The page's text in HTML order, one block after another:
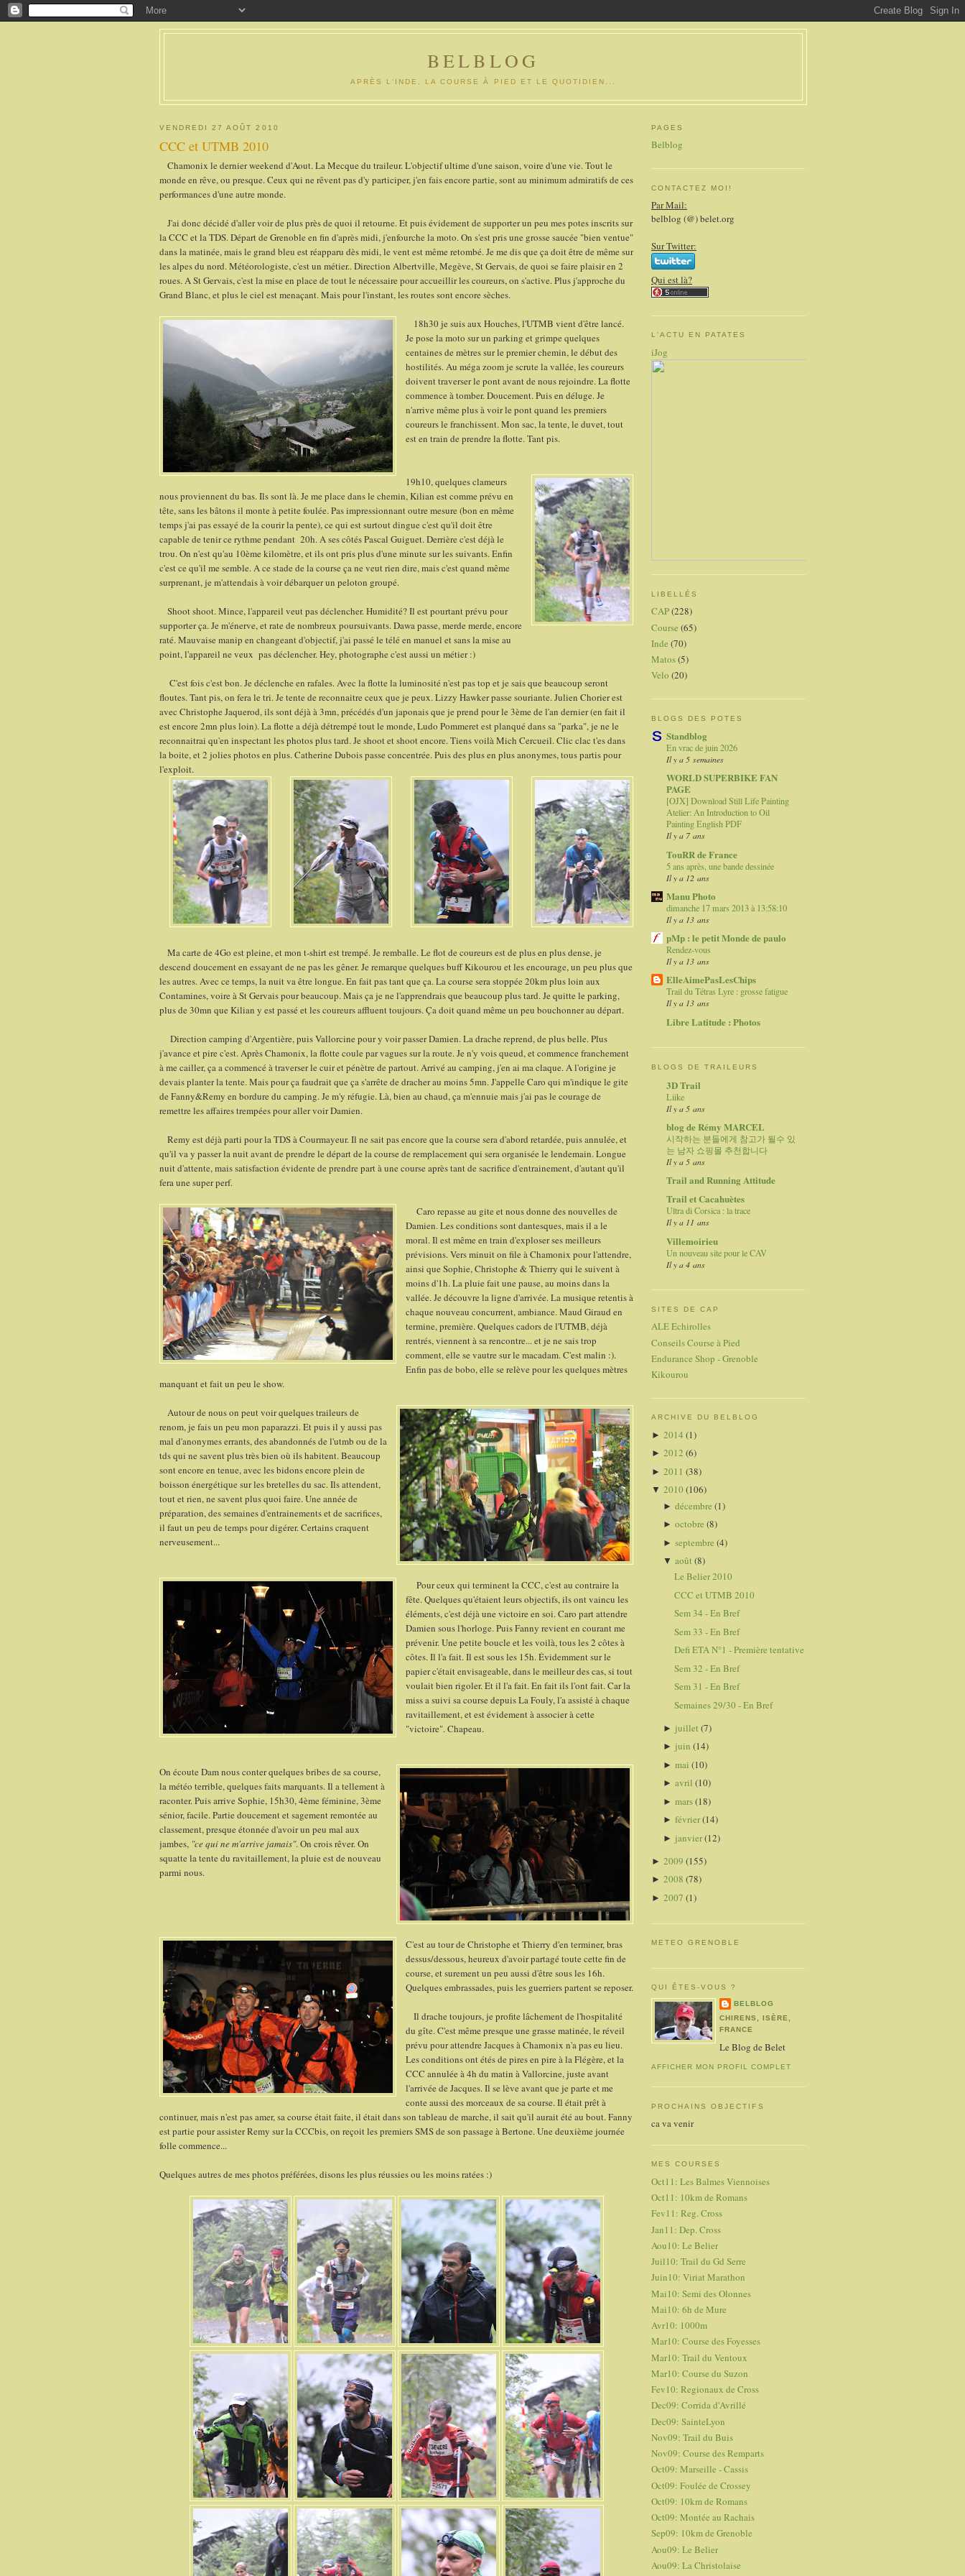
BELBLOG
APRÈS L'INDE, LA COURSE À PIED ET LE QUOTIDIEN...
VENDREDI 27 AOÛT 2010
CCC et UTMB 2010
Chamonix le dernier weekend d'Aout. La Mecque du traileur. L'objectif ultime d'une saison, voire d'une vie. Tout le
monde en rêve, ou presque. Ceux qui ne rêvent pas d'y participer, j'en fais encore partie, sont au minimum admiratifs de ces
performances d'une autre monde.
J'ai donc décidé d'aller voir de plus près de quoi il retourne. Et puis évidement de supporter un peu mes potes inscrits sur
la CCC et la TDS. Départ de Grenoble en fin d'après midi, j'enfourche la moto. On s'est pris une grosse saucée "bien ventue"
dans la matinée, mais le grand bleu est réapparu dès midi, le vent est même retombé. Je me dis que ça doit être de même sur
les alpes du nord. Météorologiste, c'est un métier.. Direction Albertville, Megève, St Gervais, de quoi se faire plaisir en 2
roues. A St Gervais, c'est la mise en place de tout le nécessaire pour accueillir les coureurs, on s'active. Plus j'approche du
Grand Blanc, et plus le ciel est menaçant. Mais pour l'instant, les routes sont encore sèches.
18h30 je suis aux Houches, l'UTMB vient d'être lancé.
Je pose la moto sur un parking et grimpe quelques
centaines de mètres sur le premier chemin, le début des
hostilités. Au méga zoom je scrute la vallée, les coureurs
doivent traverser le pont avant de nous rejoindre. La flotte
commence à tomber. Doucement. Puis en déluge. Je
n'arrive même plus à voir le pont quand les premiers
coureurs le franchissent. Mon sac, la tente, le duvet, tout
est en train de prendre la flotte. Tant pis.
19h10, quelques clameurs
nous proviennent du bas. Ils sont là. Je me place dans le chemin, Kilian est comme prévu en
tête, sans les bâtons il monte à petite foulée. Pas impressionnant outre mesure (bon en même
temps j'ai pas essayé de la courir la pente), ce qui est surtout dingue c'est qu'il doit être
capable de tenir ce rythme pendant 20h. A ses côtés Pascal Guiguet. Derrière c'est déjà le
trou. On n'est qu'au 10ème kilomètre, et ils ont pris plus d'une minute sur les suivants. Enfin
c'est ce qu'il me semble. A ce stade de la course ça ne veut rien dire, mais c'est quand même
surprenant, je m'attendais à voir débarquer un peloton groupé.
Shoot shoot. Mince, l'appareil veut pas déclencher. Humidité? Il est pourtant prévu pour
supporter ça. Je m'énerve, et rate de nombreux poursuivants. Dawa passe, merde merde, encore
raté. Mauvaise manip en changeant d'objectif, j'ai passé le télé en manuel et sans la mise au
point, l'appareil ne veux pas déclencher. Hey, photographe c'est aussi un métier :)
C'est fois c'est bon. Je déclenche en rafales. Avec la flotte la luminosité n'est pas top et je sais que beaucoup seront
floutes. Tant pis, on fera le tri. Je tente de reconnaitre ceux que je peux. Lizzy Hawker passe souriante. Julien Chorier est
avec Christophe Jaquerod, ils sont déjà à 3mn, précédés d'un japonais que je prend pour le 3ème de l'an dernier (en fait il
est encore 2mn plus loin). La flotte a déjà détrempé tout le monde, Ludo Pommeret est planqué dans sa "parka", je ne le
reconnaitrai qu'en inspectant les photos plus tard. Je shoot et shoot encore. Tiens voilà Mich Cercueil. Clic clac t'es dans
la boite, et 2 jolies photos en plus. Catherine Dubois passe concentrée. Puis des plus en plus anonymes, tous partis pour
l'exploit.
Ma carte de 4Go est pleine, et mon t-shirt est trempé. Je remballe. Le flot de coureurs est de plus en plus dense, je
descend doucement en essayant de ne pas les gêner. Je remarque quelques buff Kikourou et les encourage, un peu plus que
les autres. Avec ce temps, la nuit va être longue. En fait pas tant que ça. La course sera stoppée 20km plus loin aux
Contamines, voire à St Gervais pour beaucoup. Mais ça je ne l'apprendrais que beaucoup plus tard. Je quitte le parking,
plus de 30mn que Kilian y est passé et les coureurs affluent toujours. Ça doit quand même un peu bouchonner au départ.
Direction camping d'Argentière, puis Vallorcine pour y voir passer Damien. La drache reprend, de plus belle. Plus
j'avance et pire c'est. Après Chamonix, la flotte coule par vagues sur la route. Je n'y vois queud, et commence franchement
à me cailler, ça a commencé à traverser le cuir et pénètre de partout. Arrivé au camping, j'en ai ma claque. A l'origine je
devais planter la tente. Mais pour ça faudrait que ça s'arrête de dracher au moins 5mn. J'appelle Caro qui m'indique le gite
de Fanny&Remy en bordure du camping. Je m'y réfugie. Là, bien au chaud, ça m'ennuie mais j'ai pas le courage de
remettre les affaires trempées pour aller voir Damien.
Remy est déjà parti pour la TDS à Courmayeur. Il ne sait pas encore que la course sera d'abord retardée, puis annulée, et
qu'il va y passer la nuit avant de prendre le départ de la course de remplacement qui sera organisée le lendemain. Longue
nuit d'attente, mais satisfaction évidente de prendre part à une course après tant de sacrifice d'entrainement, d'autant qu'il
fera une super perf.
Caro repasse au gite et nous donne des nouvelles de
Damien. Les conditions sont dantesques, mais il a le
moral. Il est même en train d'exploser ses meilleurs
prévisions. Vers minuit on file à Chamonix pour l'attendre,
ainsi que Sophie, Christophe & Thierry qui le suivent à
moins d'1h. La pluie fait une pause, au moins dans la
vallée. Je découvre la ligne d'arrivée. La musique retentis à
chaque nouveau concurrent, ambiance. Maud Giraud en
termine, première. Quelques cadors de l'UTMB, déjà
rentrés, viennent à sa rencontre... et je ne sais trop
comment, elle se vautre sur le macadam. C'est malin :).
Enfin pas de bobo, elle se relève pour les quelques mètres
manquant et fait un peu le show.
Autour de nous on peut voir quelques traileurs de
renom, je fais un peu mon paparazzi. Et puis il y aussi pas
mal d'anonymes errants, des abandonnés de l'utmb ou de la
tds qui ne savent plus très bien où ils habitent. Beaucoup
sont encore en tenue, avec les bidons encore plein de
boisson énergétique sur les bretelles du sac. Ils attendent,
tout et rien, ne savent plus quoi faire. Une année de
préparation, des semaines d'entrainements et de sacrifices,
il faut un peu de temps pour digérer. Certains craquent
nerveusement...
Pour ceux qui terminent la CCC, c'est au contraire la
fête. Quelques qu'étaient leurs objectifs, ils ont vaincu les
éléments, c'est déjà une victoire en soi. Caro part attendre
Damien sous l'horloge. Puis Fanny revient en courant me
prévenir. Une petite boucle et les voilà, tous les 2 côtes à
côtes. Il l'a fait. Il est sous les 15h. Évidemment sur le
papier c'était envisageable, dans le meilleur des cas, si tout
voulait bien rigoler. Et il l'a fait. En fait ils l'ont fait. Car la
miss a suivi sa course depuis La Fouly, l'a assisté à chaque
ravitaillement, et est évidement à associer à cette
"victoire". Chapeau.
On écoute Dam nous conter quelques bribes de sa course,
la météo terrible, quelques faits marquants. Il a tellement à
raconter. Puis arrive Sophie, 15h30, 4ème féminine, 3ème
sénior, facile. Partie doucement et sagement remontée au
classement, presque étonnée d'avoir un peu mal aux
jambes, "ce qui ne m'arrive jamais". On crois rêver. On
squatte la tente du ravitaillement, la pluie est de nouveau
parmi nous.
C'est au tour de Christophe et Thierry d'en terminer, bras
dessus/dessous, heureux d'avoir partagé toute cette fin de
course, et surement un peu aussi d'être sous les 16h.
Quelques embrassades, puis les guerriers partent se reposer.
Il drache toujours, je profite lâchement de l'hospitalité
du gîte. C'est même presque une grasse matinée, le réveil
prévu pour attendre Jacques à Chamonix n'a pas eu lieu.
Les conditions ont étés de pires en pire à la Flégère, et la
CCC annulée à 4h du matin à Vallorcine, juste avant
l'arrivée de Jacques. Il se lève avant que je parte et me
conte aussi des morceaux de sa course. Il était prêt à
continuer, mais n'est pas amer, sa course était faite, il était dans son tableau de marche, il sait qu'il aurait été au bout. Fanny
est partie pour assister Remy sur la CCCbis, on reçoit les premiers SMS de son passage à Bertone. Une deuxième journée
folle commence...
Quelques autres de mes photos préférées, disons les plus réussies ou les moins ratées :)
PAGES
Belblog
CONTACTEZ MOI!
Par Mail:
belblog (@) belet.org
Sur Twitter:
Qui est là?
L'ACTU EN PATATES
iJog
LIBELLÉS
CAP(228)
Course (65)
Inde (70)
Matos(5)
Velo (20)
BLOGS DES POTES
Standblog
En vrac de juin 2026
Il y a 5 semaines
WORLD SUPERBIKE FAN
PAGE
[OJX] Download Still Life Painting
Atelier: An Introduction to Oil
Painting English PDF
Il y a 7 ans
TouRR de France
5 ans après, une bande dessinée
Il y a 12 ans
Manu Photo
dimanche 17 mars 2013 à 13:58:10
Il y a 13 ans
pMp : le petit Monde de paulo
Rendez-vous
Il y a 13 ans
ElleAimePasLesChips
Trail du Tétras Lyre : grosse fatigue
Il y a 13 ans
Libre Latitude : Photos
BLOGS DE TRAILEURS
3D Trail
Liike
Il y a 5 ans
blog de Rémy MARCEL
시작하는 분들에게 참고가 될수 있
는 남자 쇼핑몰 추천합니다
Il y a 5 ans
Trail and Running Attitude
Trail et Cacahuètes
Ultra di Corsica : la trace
Il y a 11 ans
Villemoirieu
Un nouveau site pour le CAV
Il y a 4 ans
SITES DE CAP
ALE Echirolles
Conseils Course à Pied
Endurance Shop - Grenoble
Kikourou
ARCHIVE DU BELBLOG
► 2014 (1)
► 2012 (6)
► 2011 (38)
▼ 2010 (106)
► décembre (1)
► octobre (8)
► septembre (4)
▼ août (8)
Le Belier 2010
CCC et UTMB 2010
Sem 34 - En Bref
Sem 33 - En Bref
Defi ETA N°1 - Première tentative
Sem 32 - En Bref
Sem 31 - En Bref
Semaines 29/30 - En Bref
► juillet (7)
► juin (14)
► mai (10)
► avril (10)
► mars(18)
► février(14)
► janvier(12)
► 2009 (155)
► 2008 (78)
► 2007 (1)
METEO GRENOBLE
QUI ÊTES-VOUS ?
BELBLOG
CHIRENS, ISÈRE,
FRANCE
Le Blog de Belet
AFFICHER MON PROFIL COMPLET
PROCHAINS OBJECTIFS
ca va venir
MES COURSES
Oct11: Les Balmes Viennoises
Oct11: 10km de Romans
Fev11: Reg. Cross
Jan11: Dep. Cross
Aou10: Le Belier
Juil10: Trail du Gd Serre
Juin10: Viriat Marathon
Mai10: Semi des Olonnes
Mai10: 6h de Mure
Avr10: 1000m
Mar10: Course des Foyesses
Mar10: Trail du Ventoux
Mar10: Course du Suzon
Fev10: Regionaux de Cross
Dec09: Corrida d'Avrillé
Dec09: SainteLyon
Nov09: Trail du Buis
Nov09: Course des Remparts
Oct09: Marseille - Cassis
Oct09: Foulée de Crossey
Oct09: 10km de Romans
Oct09: Montée au Rachais
Sep09: 10km de Grenoble
Aou09: Le Belier
Aou09: La Christolaise